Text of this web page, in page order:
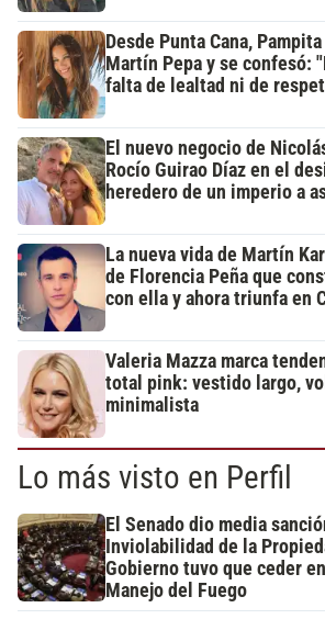
Desde Punta Cana,
Martín Pepa y se confesó:
falta de lealtad ni de
El nuevo negocio de
Rocío Guirao Díaz en el
heredero de un imperio a
La nueva vida de Martín
de Florencia Peña que
con ella y ahora triunfa en
Valeria Mazza marca
total pink: vestido largo,
minimalista
Lo más visto en Perfil
El Senado dio media
Inviolabilidad de la
Gobierno tuvo que ceder
Manejo del Fuego